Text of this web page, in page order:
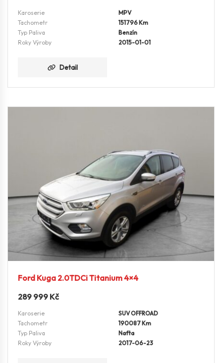
Karoserie
MPV
Tachometr
151796 Km
Typ Paliva
Benzín
Roky Výroby
2015-01-01
Detail
Ford Kuga 2.0TDCi Titanium 4×4
289 999 Kč
Karoserie
SUV OFFROAD
Tachometr
190087 Km
Typ Paliva
Nafta
Roky Výroby
2017-06-23